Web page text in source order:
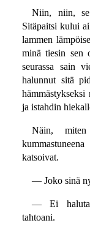
Niin, niin,
Sitäpaitsi kului
lammen
minä tiesin sen
seurassa sain
halunnut sitä
ja istahdin
Näin,
katsoivat.
— Joko sinä
— Ei
tahtoani.